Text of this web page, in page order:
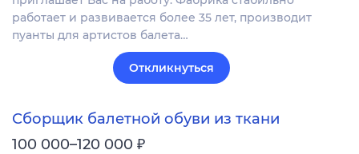
работает и развивается более 35 лет, производит
пуанты для артистов балета…
Откликнуться
Сборщик балетной обуви из ткани
100 000–120 000 ₽